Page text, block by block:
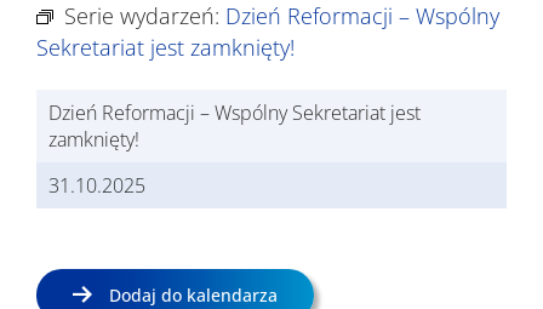
Serie wydarzeń: Dzień Reformacji – Wspólny
Sekretariat jest zamknięty!
Dzień Reformacji – Wspólny Sekretariat jest
zamknięty!
31.10.2025
Dodaj do kalendarza